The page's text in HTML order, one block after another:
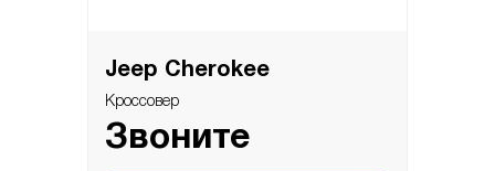
Jeep Cherokee
Кроссовер
Звоните